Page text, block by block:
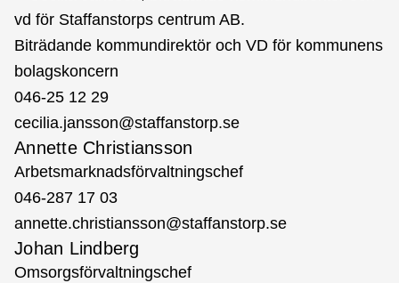
Biträdande kommundirektör och VD för kommunens
bolagskoncern
046-25 12 29
cecilia.jansson@staffanstorp.se
Annette Christiansson
Arbetsmarknadsförvaltningschef
046-287 17 03
annette.christiansson@staffanstorp.se
Johan Lindberg
Omsorgsförvaltningschef